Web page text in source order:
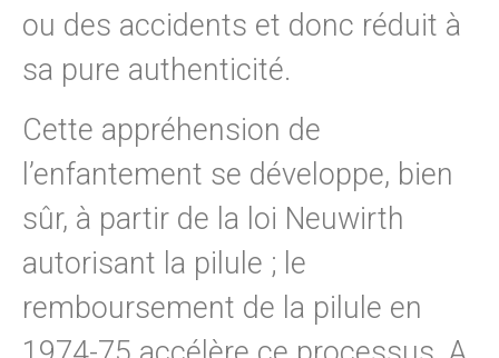
ou des accidents et donc réduit à
sa pure authenticité.
Cette appréhension de
l’enfantement se développe, bien
sûr, à partir de la loi Neuwirth
autorisant la pilule ; le
remboursement de la pilule en